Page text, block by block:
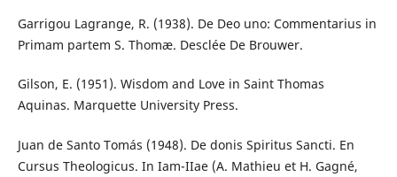
Garrigou Lagrange, R. (1938). De Deo uno: Commentarius in
Primam partem S. Thomæ. Desclée De Brouwer.
Gilson, E. (1951). Wisdom and Love in Saint Thomas
Aquinas. Marquette University Press.
Juan de Santo Tomás (1948). De donis Spiritus Sancti. En
Cursus Theologicus. In Iam-IIae (A. Mathieu et H. Gagné,